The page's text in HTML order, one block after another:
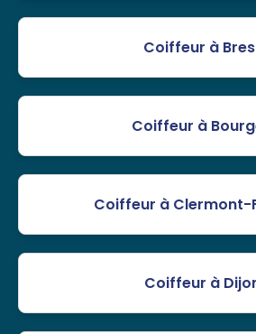
Coiffeur à
Coiffeur à
Coiffeur à Clermont-
Coiffeur à